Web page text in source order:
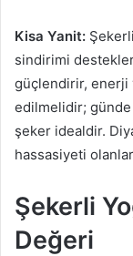
Kisa Yanit:
sindirimi
güçlendirir, enerji
edilmelidir; günde
şeker idealdir.
hassasiyeti
Şekerli
Değeri